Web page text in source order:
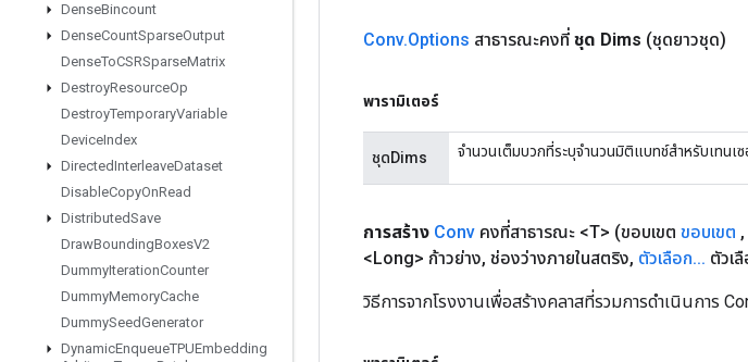
DenseBincount
DenseCountSparseOutput
DenseToCSRSparseMatrix
DestroyResourceOp
DestroyTemporaryVariable
DeviceIndex
DirectedInterleaveDataset
DisableCopyOnRead
DistributedSave
DrawBoundingBoxesV2
DummyIterationCounter
DummyMemoryCache
DummySeedGenerator
DynamicEnqueueTPUEmbedding
Conv.Options สาธารณะคงที่ ชุด Dims (ชุดยาวชุด)
พารามิเตอร์
ชุดDims จำนวนเต็มบวกที่ระบุจำนวนมิติแบทช์สำหรับเทน
การสร้าง Conv คงที่สาธารณะ <T> (ขอบเขต ขอบเขต ,
<Long> ก้าวย่าง, ช่องว่างภายในสตริง, ตัวเลือก... ตัวเ
วิธีการจากโรงงานเพื่อสร้างคลาสที่รวมการดำเนินการ